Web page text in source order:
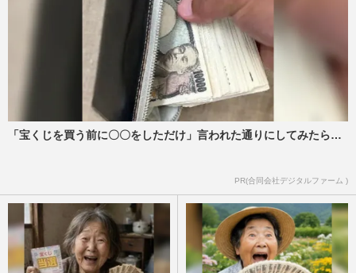
「宝くじを買う前に〇〇をしただけ」言われた通りにしてみたら…
PR(合同会社デジタルファーム )